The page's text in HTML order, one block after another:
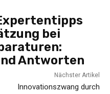
bei
Antworten
Nächster Artikel
Innovationszwang durch